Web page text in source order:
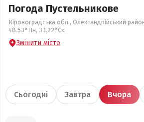
Погода Пустельникове
Кіровоградська обл., Олександрійський
48.53°Пн, 33.22°Сх
Змінити місто
Сьогодні Завтра Вчора